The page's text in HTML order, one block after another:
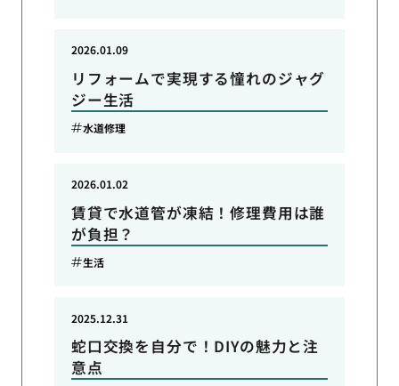
リフォームで実現する憧れのジャグ
ジー生活
2026.01.09
水道修理
賃貸で水道管が凍結！修理費用は誰
が負担？
2026.01.02
生活
蛇口交換を自分で！DIYの魅力と注
意点
2025.12.31